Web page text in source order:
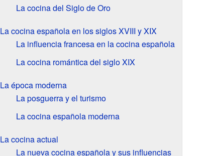
La cocina del Siglo de Oro
La cocina española en los siglos XVIII y XIX
La influencia francesa en la cocina española
La cocina romántica del siglo XIX
La época moderna
La posguerra y el turismo
La cocina española moderna
La cocina actual
La nueva cocina española y sus influencias